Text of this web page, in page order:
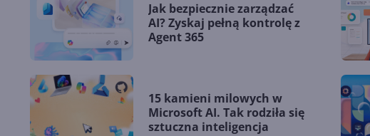
Jak bezpiecznie zarządzać
AI? Zyskaj pełną kontrolę z
Agent 365
15 kamieni milowych w
Microsoft AI. Tak rodziła się
sztuczna inteligencja